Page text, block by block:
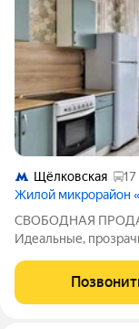
Щёлковская
Жилой микрорайон
СВОБОДНАЯ
Идеальные,
(СМОТРИТЕ ФОТО).
кухня; все комнаты